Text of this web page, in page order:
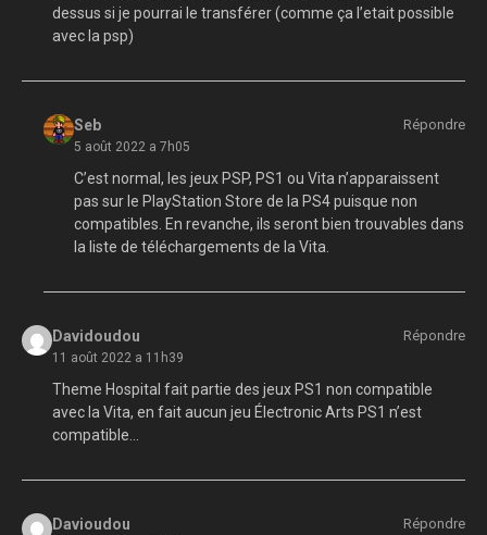
dessus si je pourrai le transférer (comme ça l’etait possible
avec la psp)
Seb
5 août 2022 a 7h05
Répondre
C’est normal, les jeux PSP, PS1 ou Vita n’apparaissent
pas sur le PlayStation Store de la PS4 puisque non
compatibles. En revanche, ils seront bien trouvables dans
la liste de téléchargements de la Vita.
Davidoudou
11 août 2022 a 11h39
Répondre
Theme Hospital fait partie des jeux PS1 non compatible
avec la Vita, en fait aucun jeu Électronic Arts PS1 n’est
compatible…
Davioudou Répondre